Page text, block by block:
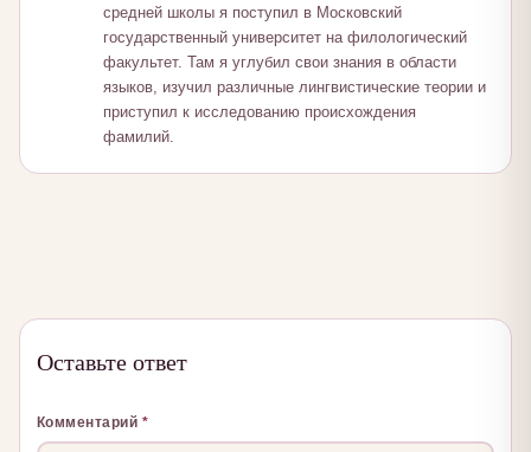
средней школы я поступил в Московский
государственный университет на филологический
факультет. Там я углубил свои знания в области
языков, изучил различные лингвистические теории и
приступил к исследованию происхождения
фамилий.
Оставьте ответ
Комментарий *